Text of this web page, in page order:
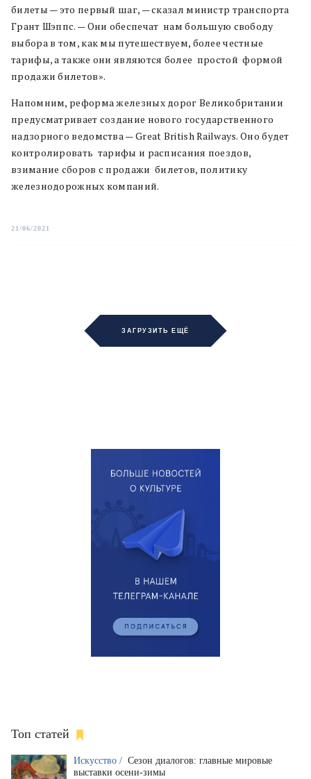
билеты — это первый шаг, — сказал министр транспорта
Грант Шэппс. — Они обеспечат нам большую свободу
выбора в том, как мы путешествуем, более честные
тарифы, а также они являются более простой формой
продажи билетов».
Напомним, реформа железных дорог Великобритании
предусматривает создание нового государственного
надзорного ведомства — Great British Railways. Оно будет
контролировать тарифы и расписания поездов,
взимание сборов с продажи билетов, политику
железнодорожных компаний.
21/06/2021
ЗАГРУЗИТЬ ЕЩЁ
Топ статей
Искусство / Сезон диалогов: главные мировые
выставки осени-зимы